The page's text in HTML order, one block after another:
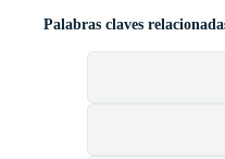
Palabras claves